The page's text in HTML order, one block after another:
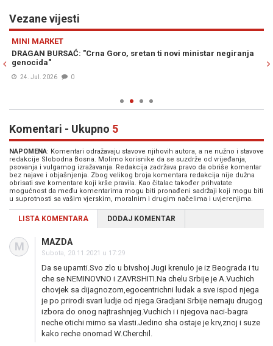
Vezane vijesti
MINI MARKET
DRAGAN BURSAĆ: "Crna Goro, sretan ti novi ministar negiranja
genocida"
24. Jul. 2026 0
Komentari - Ukupno 5
NAPOMENA: Komentari odražavaju stavove njihovih autora, a ne nužno i stavove
redakcije Slobodna Bosna. Molimo korisnike da se suzdrže od vrijeđanja,
psovanja i vulgarnog izražavanja. Redakcija zadržava pravo da obriše komentar
bez najave i objašnjenja. Zbog velikog broja komentara redakcija nije dužna
obrisati sve komentare koji krše pravila. Kao čitalac također prihvatate
mogućnost da među komentarima mogu biti pronađeni sadržaji koji mogu biti
u suprotnosti sa vašim vjerskim, moralnim i drugim načelima i uvjerenjima.
LISTA KOMENTARA DODAJ KOMENTAR
M MAZDA
Subota, 20.11.2021 u 17:29
Da se upamti.Svo zlo u bivshoj Jugi krenulo je iz Beograda i tu
che se NEMINOVNO i ZAVRSHITI.Na chelu Srbije je A.Vuchich
chovjek sa dijagnozom,egocentrichni ludak a sve ispod njega
je po prirodi svari ludje od njega.Gradjani Srbije nemaju drugog
izbora do onog najtrashnjeg.Vuchich i i njegova naci-bagra
neche otichi mirno sa vlasti.Jedino sha ostaje je krv,znoj i suze
kako reche onomad W.Cherchil.